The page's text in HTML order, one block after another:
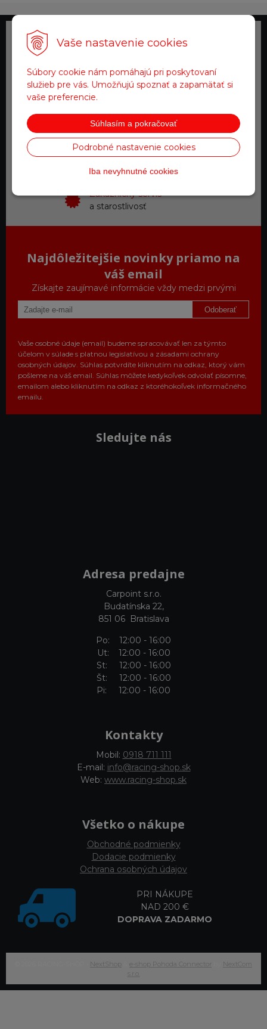
Vaše nastavenie cookies
Súbory cookie nám pomáhajú pri poskytovaní
služieb pre vás. Umožňujú spoznať a zapamätať si
vaše preferencie.
Súhlasím a pokračovať
Podrobné nastavenie cookies
Iba nevyhnutné cookies
Telefonické objednávky
Doprava zadarmo
pre objednávky nad 200 €
Tovar na sklade
expedujeme do 24 hod.
Zákaznícky servis
a starostlivosť
Najdôležitejšie novinky priamo na
váš email
Získajte zaujímavé informácie vždy medzi prvými
Odoberať
Vaše osobné údaje (email) budeme spracovávať len za týmto
účelom v súlade s platnou legislatívou a zásadami ochrany
osobných údajov. Súhlas potvrdíte kliknutím na odkaz, ktorý vám
pošleme na váš email. Súhlas môžete kedykoľvek odvolať písomne,
emailom alebo kliknutím na odkaz z ktoréhokoľvek informačného
emailu.
Sledujte nás
Adresa predajne
Carpoint s.r.o.
Budatínska 22,
851 06 Bratislava
Po: 12:00 - 16:00
Ut: 12:00 - 16:00
St: 12:00 - 16:00
Št: 12:00 - 16:00
Pi: 12:00 - 16:00
Kontakty
Mobil: 0918 711 111
E-mail: info@racing-shop.sk
Web: www.racing-shop.sk
Všetko o nákupe
Obchodné podmienky
Dodacie podmienky
Ochrana osobných údajov
PRI NÁKUPE
NAD 200 €
DOPRAVA ZADARMO
NextShop e-shop Pohoda Connector
NextCom